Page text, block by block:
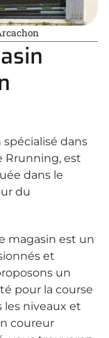
spécialisé dans
Rrunning, est
dans le
du
magasin est un
et
un
pour la course
les niveaux et
coureur